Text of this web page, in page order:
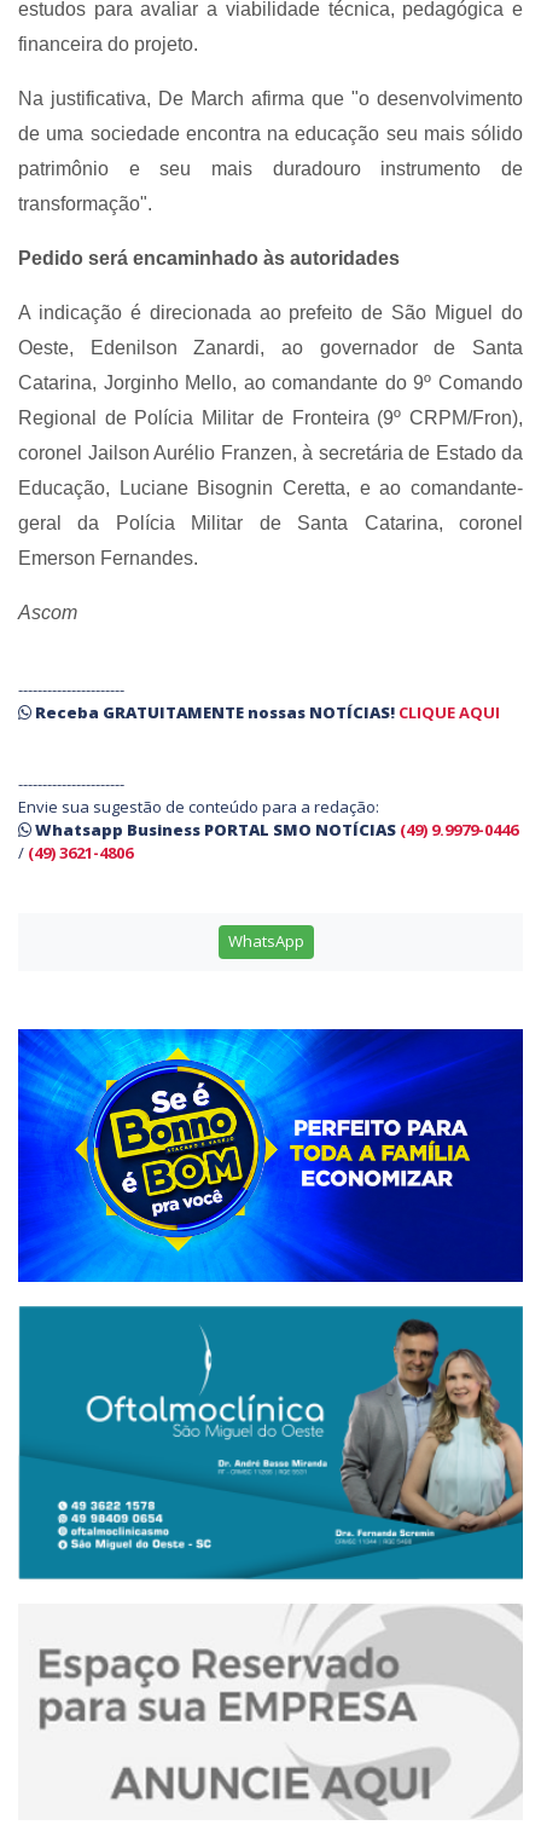
estudos para avaliar a viabilidade técnica, pedagógica e
financeira do projeto.
Na justificativa, De March afirma que "o desenvolvimento
de uma sociedade encontra na educação seu mais sólido
patrimônio e seu mais duradouro instrumento de
transformação".
Pedido será encaminhado às autoridades
A indicação é direcionada ao prefeito de São Miguel do
Oeste, Edenilson Zanardi, ao governador de Santa
Catarina, Jorginho Mello, ao comandante do 9º Comando
Regional de Polícia Militar de Fronteira (9º CRPM/Fron),
coronel Jailson Aurélio Franzen, à secretária de Estado da
Educação, Luciane Bisognin Ceretta, e ao comandante-
geral da Polícia Militar de Santa Catarina, coronel
Emerson Fernandes.
Ascom
----------------------
Receba GRATUITAMENTE nossas NOTÍCIAS! CLIQUE AQUI
----------------------
Envie sua sugestão de conteúdo para a redação:
Whatsapp Business PORTAL SMO NOTÍCIAS (49) 9.9979-0446
/ (49) 3621-4806
WhatsApp